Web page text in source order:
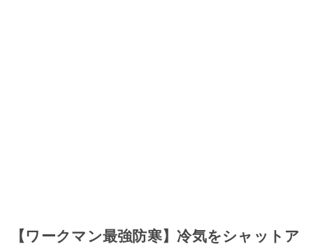
【ワークマン最強防寒】冷気をシャットア